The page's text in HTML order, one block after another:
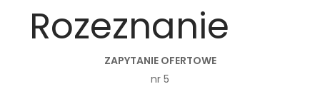
Rozeznanie
ZAPYTANIE OFERTOWE
nr 5